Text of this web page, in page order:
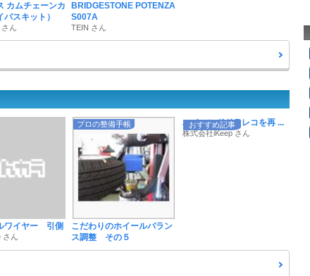
カムチェーンカ
スキット）
ん
BRIDGESTONE POTENZA
S007A
TEIN さん
ワイヤー 引側
さん
プロの整備手帳
こだわりのホイールバラン
ス調整 その５
おすすめ記事
ハイエンドドラレコを再 ...
株式会社iKeep さん